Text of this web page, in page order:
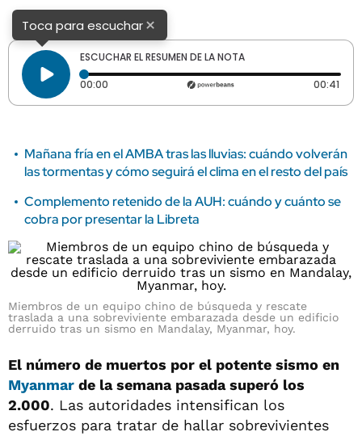
Toca para escuchar×
ESCUCHAR EL RESUMEN DE LA NOTA
00:00 Tiempo transcurrido: 0 segundos 00:41
Mañana fría en el AMBA tras las lluvias: cuándo volverán
las tormentas y cómo seguirá el clima en el resto del país
Complemento retenido de la AUH: cuándo y cuánto se
cobra por presentar la Libreta
Miembros de un equipo chino de búsqueda y rescate
traslada a una sobreviviente embarazada desde un edificio
derruido tras un sismo en Mandalay, Myanmar, hoy.
El número de muertos por el potente sismo en
Myanmar de la semana pasada superó los
2.000. Las autoridades intensifican los
esfuerzos para tratar de hallar sobrevivientes